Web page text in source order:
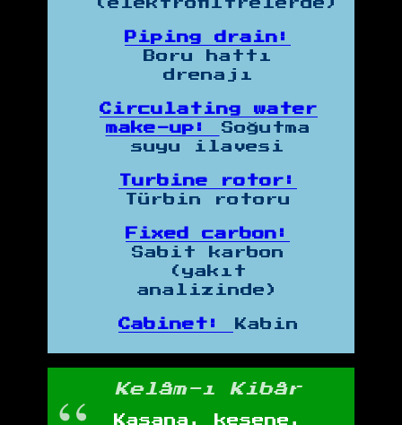
(elektrofiltrelerde)
Piping drain:
Boru hattı
drenajı
Circulating water
make-up:
Soğutma
suyu ilavesi
Turbine rotor:
Türbin rotoru
Fixed carbon:
Sabit karbon
(yakıt
analizinde)
Cabinet: Kabin
Kelâm-ı Kibâr
Kasana, kesene,